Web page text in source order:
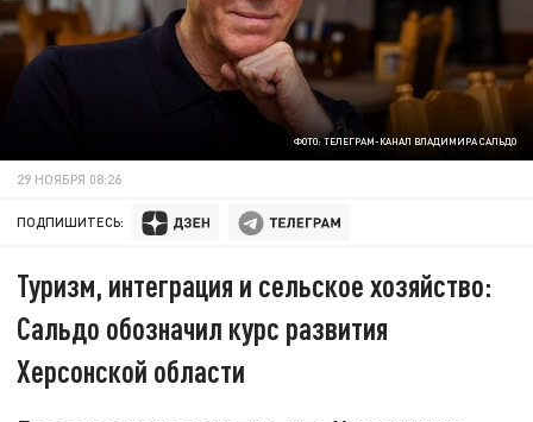
ФОТО: ТЕЛЕГРАМ-КАНАЛ ВЛАДИМИРА САЛЬДО
29 НОЯБРЯ 08:26
ПОДПИШИТЕСЬ:
Туризм, интеграция и сельское хозяйство:
Сальдо обозначил курс развития
Херсонской области